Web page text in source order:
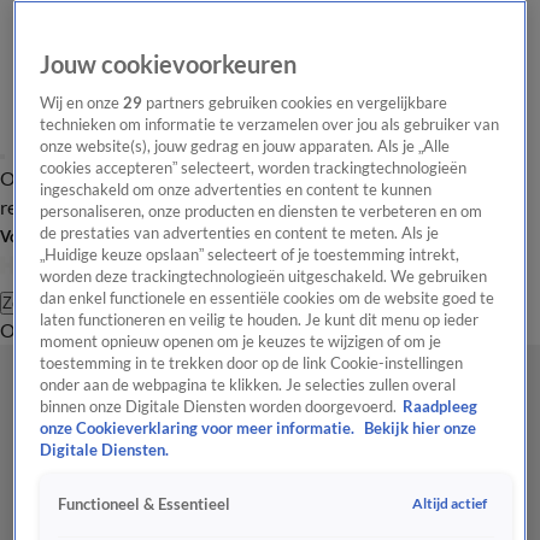
Overzicht Laatste nieuws Regionieuws Het beste van Hart
Tip de
redactie
Volg Hart van Nederland
Zoeken
OverzichtRegioUitzendingenWeerTip de redactiePanelVideo's
Jouw cookievoorkeuren
Wij en onze29 partners gebruiken cookies en vergelijkbare
technieken om informatie te verzamelen over jou als gebruiker van
onze website(s), jouw gedrag en jouw apparaten. Als je „Alle
cookies accepteren” selecteert, worden trackingtechnologieën
ingeschakeld om onze advertenties en content te kunnen
personaliseren, onze producten en diensten te verbeteren en om
de prestaties van advertenties en content te meten. Als je
„Huidige keuze opslaan” selecteert of je toestemming intrekt,
worden deze trackingtechnologieën uitgeschakeld. We gebruiken
dan enkel functionele en essentiële cookies om de website goed te
laten functioneren en veilig te houden. Je kunt dit menu op ieder
moment opnieuw openen om je keuzes te wijzigen of om je
toestemming in te trekken door op de link Cookie-instellingen
onder aan de webpagina te klikken. Je selecties zullen overal
binnen onze Digitale Diensten worden doorgevoerd. Raadpleeg
onze Cookieverklaring voor meer informatie.
Bekijk hier onze
Digitale Diensten.
Functioneel & Essentieel Altijd actief